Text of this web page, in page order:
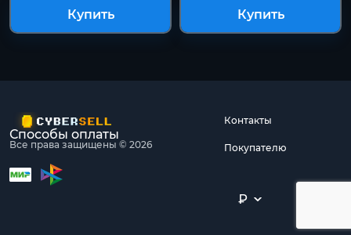
Купить Купить
Все права защищены © 2026
Контакты
Покупателю
Способы оплаты
₽